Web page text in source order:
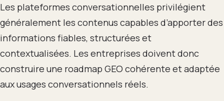
Les plateformes conversationnelles privilégient
généralement les contenus capables d’apporter des
informations fiables, structurées et
contextualisées. Les entreprises doivent donc
construire une roadmap GEO cohérente et adaptée
aux usages conversationnels réels.